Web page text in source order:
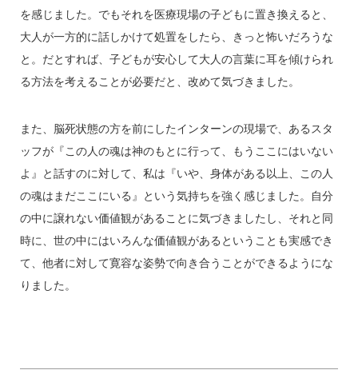
を感じました。でもそれを医療現場の子どもに置き換えると、
大人が一方的に話しかけて処置をしたら、きっと怖いだろうな
と。だとすれば、子どもが安心して大人の言葉に耳を傾けられ
る方法を考えることが必要だと、改めて気づきました。
また、脳死状態の方を前にしたインターンの現場で、あるスタ
ッフが『この人の魂は神のもとに行って、もうここにはいない
よ』と話すのに対して、私は『いや、身体がある以上、この人
の魂はまだここにいる』という気持ちを強く感じました。自分
の中に譲れない価値観があることに気づきましたし、それと同
時に、世の中にはいろんな価値観があるということも実感でき
て、他者に対して寛容な姿勢で向き合うことができるようにな
りました。